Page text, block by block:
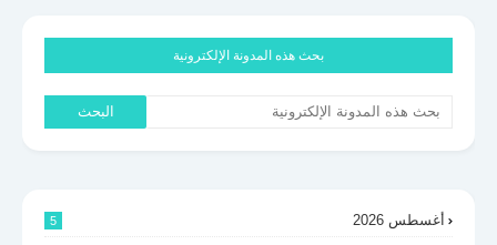
بحث هذه المدونة الإلكترونية
أغسطس 2026 5